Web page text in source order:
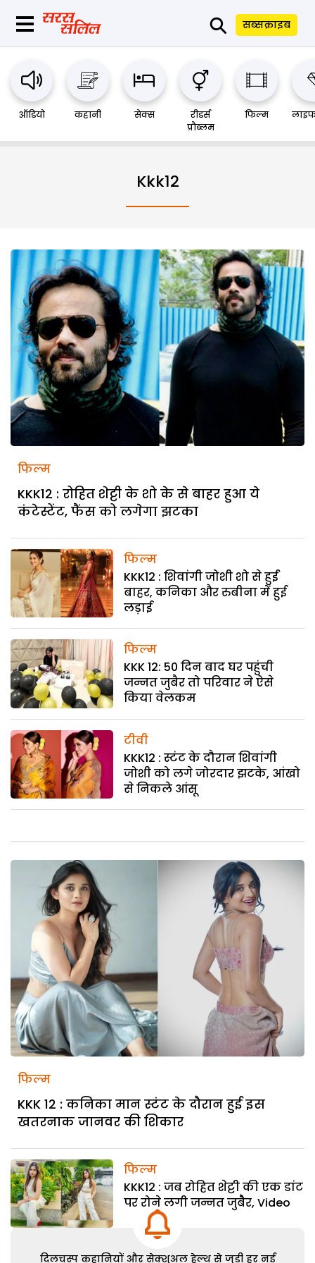
⚲ सब्सक्राइब
ऑडियो कहानी सेक्स
रीडर्स
प्रौब्लम
फिल्म
Kkk12
फिल्म
KKK12 : रोहित शेट्टी के शो के से बाहर हुआ ये
कंटेस्टेंट, फैंस को लगेगा झटका
फिल्म
KKK12 : शिवांगी जोशी शो से हुईं
बाहर, कनिका और रुबीना में हुई
लड़ाई
फिल्म
KKK 12: 50 दिन बाद घर पहुंची
जन्नत जुबैर तो परिवार ने ऐसे
किया वेलकम
टीवी
KKK12 : स्टंट के दौरान शिवांगी
जोशी को लगे जोरदार झटके, आंखो
से निकले आंसू
फिल्म
KKK 12 : कनिका मान स्टंट के दौरान हुई इस
खतरनाक जानवर की शिकार
फिल्म
KKK12 : जब रोहित शेट्टी की एक डांट
पर रोने लगी जन्नत जुबैैर, Video
दिलचस्प कहानियों और सेक्शुअल हेल्थ से जुड़ी हर नई